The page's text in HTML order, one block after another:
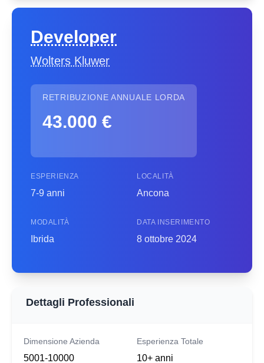
Developer
Wolters Kluwer
RETRIBUZIONE ANNUALE LORDA
43.000 €
ESPERIENZA
7-9 anni
LOCALITÀ
Ancona
MODALITÀ
Ibrida
DATA INSERIMENTO
8 ottobre 2024
Dettagli Professionali
Dimensione Azienda
5001-10000
Esperienza Totale
10+ anni